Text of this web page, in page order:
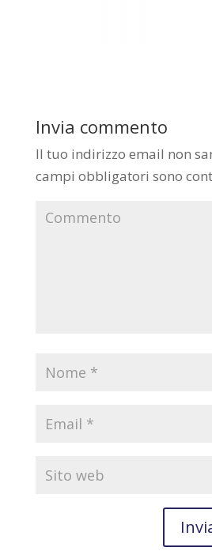
Invia commento
Il tuo indirizzo email non
campi obbligatori sono